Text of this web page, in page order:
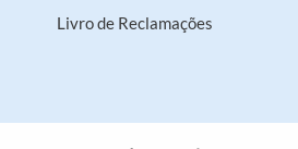
Livro de Reclamações